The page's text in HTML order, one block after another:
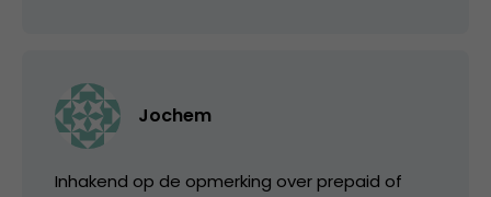
Jochem
Inhakend op de opmerking over prepaid of